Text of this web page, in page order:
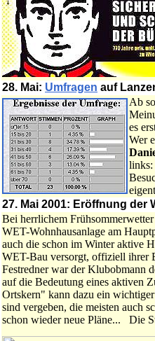
28. Mai: Umfragen auf
Ab
es
Wer
links:
27. Mai 2001: Eröffnung der
Bei herrlichem
WET-Wohnhausanlage am
auch die schon im Winter aktive
WET-Bau versorgt, offiziell ihrer
Festredner war der Klubobmann
auf die Bedeutung eines aktiven
Ortskern" kann dazu ein
sind vergeben, die meisten auch
schon wieder neue Pläne... Die